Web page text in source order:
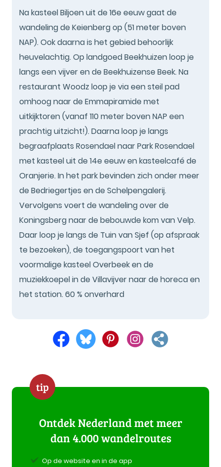
Na kasteel Biljoen uit de 16e eeuw gaat de
wandeling de Keienberg op (51 meter boven
NAP). Ook daarna is het gebied behoorlijk
heuvelachtig. Op landgoed Beekhuizen loop je
langs een vijver en de Beekhuizense Beek. Na
restaurant Woodz loop je via een steil pad
omhoog naar de Emmapiramide met
uitkijktoren (vanaf 110 meter boven NAP een
prachtig uitzicht!). Daarna loop je langs
begraafplaats Rosendael naar Park Rosendael
met kasteel uit de 14e eeuw en kasteelcafé de
Oranjerie. In het park bevinden zich onder meer
de Bedriegertjes en de Schelpengalerij.
Vervolgens voert de wandeling over de
Koningsberg naar de bebouwde kom van Velp.
Daar loop je langs de Tuin van Sjef (op afspraak
te bezoeken), de toegangspoort van het
voormalige kasteel Overbeek en de
muziekkoepel in de Villavijver naar de horeca en
het station. 60 % onverhard
tip
Ontdek Nederland met meer
dan 4.000 wandelroutes
Op de website en in de app